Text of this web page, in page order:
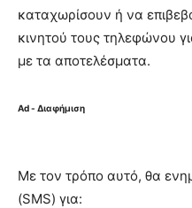
καταχωρίσουν ή να
κινητού τους τηλεφώνου
με τα αποτελέσματα.
Ad - Διαφήμιση
Με τον τρόπο αυτό, θα
(SMS) για: